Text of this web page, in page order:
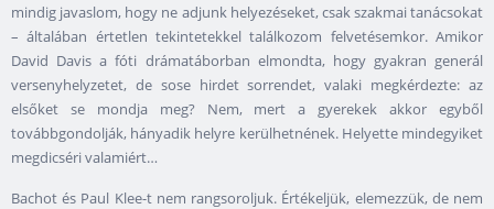
mindig javaslom, hogy ne adjunk helyezéseket, csak szakmai tanácsokat
– általában értetlen tekintetekkel találkozom felvetésemkor. Amikor
David Davis a fóti drámatáborban elmondta, hogy gyakran generál
versenyhelyzetet, de sose hirdet sorrendet, valaki megkérdezte: az
elsőket se mondja meg? Nem, mert a gyerekek akkor egyből
továbbgondolják, hányadik helyre kerülhetnének. Helyette mindegyiket
megdicséri valamiért…
Bachot és Paul Klee-t nem rangsoroljuk. Értékeljük, elemezzük, de nem